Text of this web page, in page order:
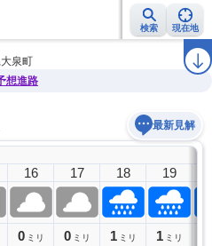
検索 現在地
報 ラ
泉町
想進路
最新見解
16
0 ミリ
17
0 ミリ
18
1 ミリ
19
1 ミリ